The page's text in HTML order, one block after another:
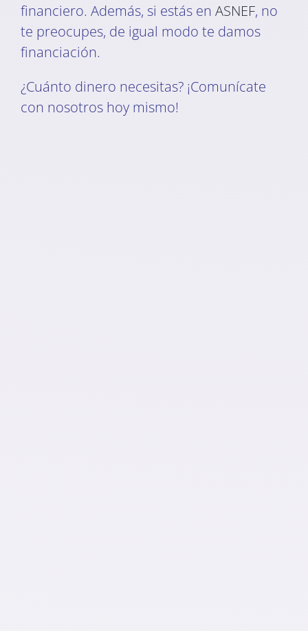
financiero. Además, si estás en ASNEF, no
te preocupes, de igual modo te damos
financiación.
¿Cuánto dinero necesitas? ¡Comunícate
con nosotros hoy mismo!